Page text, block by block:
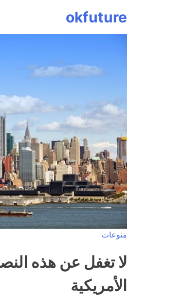
okfuture
منوعات
لا تغفل عن هذه
الأمريكية